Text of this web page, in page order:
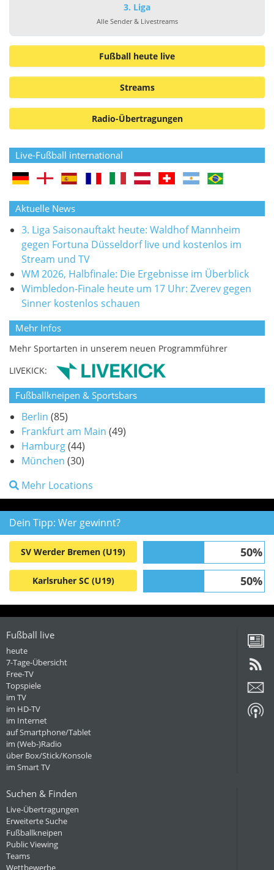
3. Liga
Alle Sender & Livestreams
Fußball heute live
Streams
Radio-Übertragungen
Live-Fußball international
Aktuelle News
3. Liga Saisonauftakt heute: Waldhof Mannheim
gegen Fortuna Düsseldorf live und kostenlos im
Stream und TV
WM 2026, Halbfinale: Die Ergebnisse im Überblick
Wimbledon-Finale heute um 17 Uhr: Zverev gegen
Sinner kostenlos schauen
Mehr Infos
Mehr Sportarten in unserem neuen Programmführer
LIVEKICK:
Fußballkneipen & Sportsbars
Berlin (85)
Frankfurt am Main (49)
Hamburg(44)
München (30)
Mehr Locations
Dein Tipp: Wer gewinnt?
SV Werder Bremen (U19) 50%
Karlsruher SC (U19) 50%
Fußball live
heute
7-Tage-Übersicht
Free-TV
Topspiele
im TV
im HD-TV
im Internet
auf Smartphone/Tablet
im (Web-)Radio
über Box/Stick/Konsole
im Smart TV
Suchen & Finden
Live-Übertragungen
Erweiterte Suche
Fußballkneipen
Public Viewing
Teams
Wettbewerbe